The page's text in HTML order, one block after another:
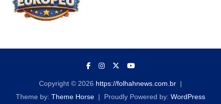
Copyright © 2026 https://folhahnews.com.br
Theme by: Theme Horse Proudly Powered by: WordPress